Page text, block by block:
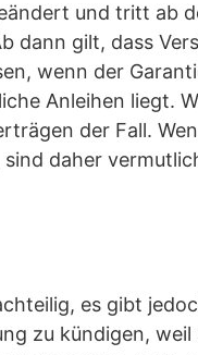
und tritt ab
dann gilt, dass
wenn der
Anleihen liegt.
der Fall.
daher
es gibt
zu kündigen,